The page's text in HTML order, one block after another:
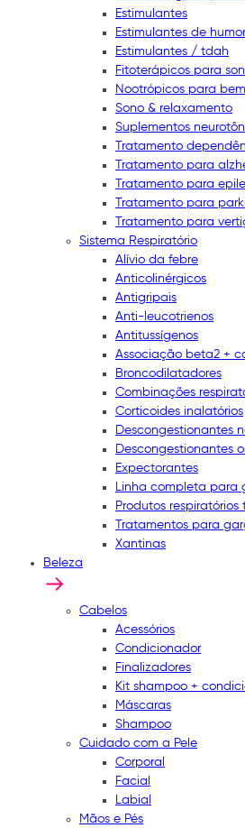
Estimulantes
Estimulantes de
Estimulantes / tdah
Fitoterápicos para
Nootrópicos para
Sono & relaxamento
Suplementos
Tratamento
Tratamento para
Tratamento para
Tratamento para
Tratamento para
Sistema Respiratório
Alívio da febre
Anticolinérgicos
Antigripais
Anti-leucotrienos
Antitussígenos
Associação beta2 +
Broncodilatadores
Combinações
Corticoides inalatórios
Descongestionantes
Descongestionantes
Expectorantes
Linha completa para
Produtos respiratórios
Tratamentos para
Xantinas
Beleza
Cabelos
Acessórios
Condicionador
Finalizadores
Kit shampoo +
Máscaras
Shampoo
Cuidado com a Pele
Corporal
Facial
Labial
Mãos e Pés